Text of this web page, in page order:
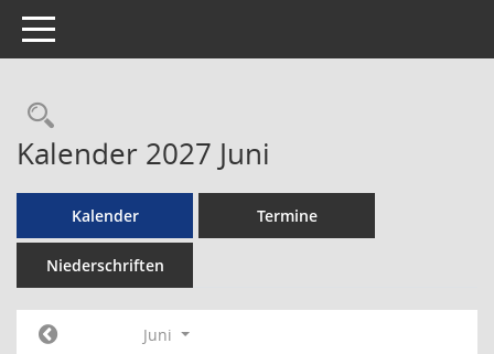
Toggle navigation
Rechercheauswahl
Kalender 2027 Juni
Kalender Termine
Niederschriften
Juni